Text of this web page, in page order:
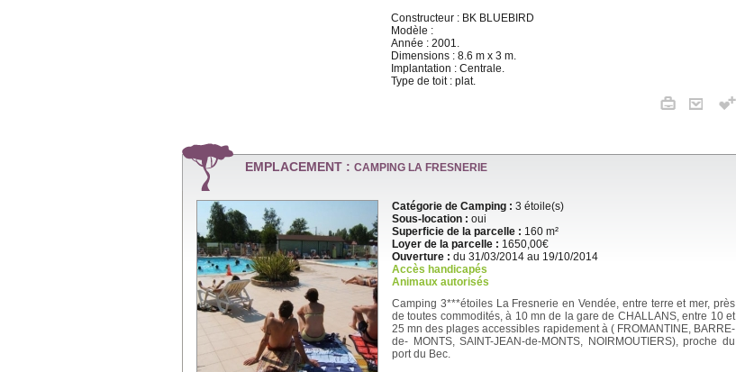
Constructeur : BK BLUEBIRD
Modèle :
Année : 2001.
Dimensions : 8.6 m x 3 m.
Implantation : Centrale.
Type de toit : plat.
EMPLACEMENT : CAMPING LA FRESNERIE
Catégorie de Camping : 3 étoile(s)
Sous-location : oui
Superficie de la parcelle : 160 m²
Loyer de la parcelle : 1650,00€
Ouverture : du 31/03/2014 au 19/10/2014
Accès handicapés
Animaux autorisés
Camping 3***étoiles La Fresnerie en Vendée, entre terre et mer, près
de toutes commodités, à 10 mn de la gare de CHALLANS, entre 10 et
25 mn des plages accessibles rapidement à ( FROMANTINE, BARRE-
de- MONTS, SAINT-JEAN-de-MONTS, NOIRMOUTIERS), proche du
port du Bec.